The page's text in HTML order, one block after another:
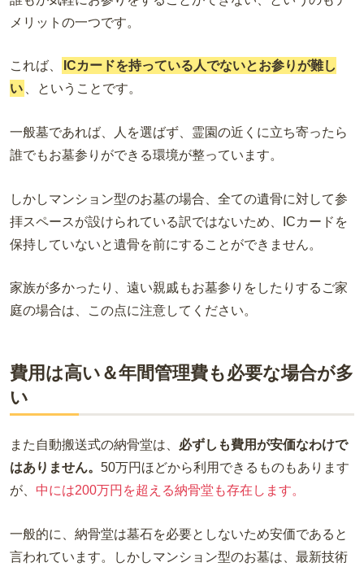
メリットの一つです。
これば、
ICカードを持っている人でないとお参りが難し
い
、ということです。
一般墓であれば、人を選ばず、霊園の近くに立ち寄ったら
誰でもお墓参りができる環境が整っています。
しかしマンション型のお墓の場合、全ての遺骨に対して参
拝スペースが設けられている訳ではないため、
ICカードを
保持していないと遺骨を前にすることができません。
家族が多かったり、遠い親戚もお墓参りをしたりするご家
庭の場合は、この点に注意してください。
費用は高い＆年間管理費も必要な場合が多
い
また自動搬送式の納骨堂は、 必ずしも費用が安価なわけで
はありません。 50万円ほどから利用できるものもあります
が、 中には200万円を超える納骨堂も存在します。
一般的に、納骨堂は墓石を必要としないため安価であると
言われています。しかしマンション型のお墓は、最新技術